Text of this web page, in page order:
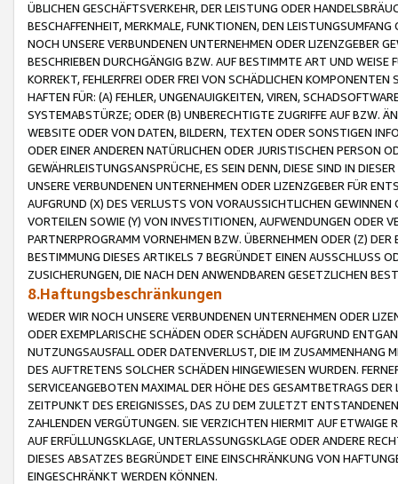
ÜBLICHEN GESCHÄFTSVERKEHR, DER LEISTUNG ODER
BESCHAFFENHEIT, MERKMALE, FUNKTIONEN, DEN
NOCH UNSERE VERBUNDENEN UNTERNEHMEN ODER LIZENZGEBER
BESCHRIEBEN DURCHGÄNGIG BZW. AUF BESTIMMTE ART UND
KORREKT, FEHLERFREI ODER FREI VON SCHÄDLICHEN
HAFTEN FÜR: (A) FEHLER, UNGENAUIGKEITEN, VIREN,
SYSTEMABSTÜRZE; ODER (B) UNBERECHTIGTE ZUGRIFFE AUF BZW.
WEBSITE ODER VON DATEN, BILDERN, TEXTEN ODER SONSTIGEN
ODER EINER ANDEREN NATÜRLICHEN ODER JURISTISCHEN PERSON
GEWÄHRLEISTUNGSANSPRÜCHE, ES SEIN DENN, DIESE SIND IN
UNSERE VERBUNDENEN UNTERNEHMEN ODER LIZENZGEBER FÜR
AUFGRUND (X) DES VERLUSTS VON VORAUSSICHTLICHEN
VORTEILEN SOWIE (Y) VON INVESTITIONEN, AUFWENDUNGEN ODER
PARTNERPROGRAMM VORNEHMEN BZW. ÜBERNEHMEN ODER (Z)
BESTIMMUNG DIESES ARTIKELS 7 BEGRÜNDET EINEN AUSSCHLUSS
ZUSICHERUNGEN, DIE NACH DEN ANWENDBAREN GESETZLICHEN
8.Haftungsbeschränkungen
WEDER WIR NOCH UNSERE VERBUNDENEN UNTERNEHMEN ODER
ODER EXEMPLARISCHE SCHÄDEN ODER SCHÄDEN AUFGRUND
NUTZUNGSAUSFALL ODER DATENVERLUST, DIE IM ZUSAMMENHANG
DES AUFTRETENS SOLCHER SCHÄDEN HINGEWIESEN WURDEN.
SERVICEANGEBOTEN MAXIMAL DER HÖHE DES GESAMTBETRAGS
ZEITPUNKT DES EREIGNISSES, DAS ZU DEM ZULETZT
ZAHLENDEN VERGÜTUNGEN. SIE VERZICHTEN HIERMIT AUF
AUF ERFÜLLUNGSKLAGE, UNTERLASSUNGSKLAGE ODER ANDERE
DIESES ABSATZES BEGRÜNDET EINE EINSCHRÄNKUNG VON
EINGESCHRÄNKT WERDEN KÖNNEN.